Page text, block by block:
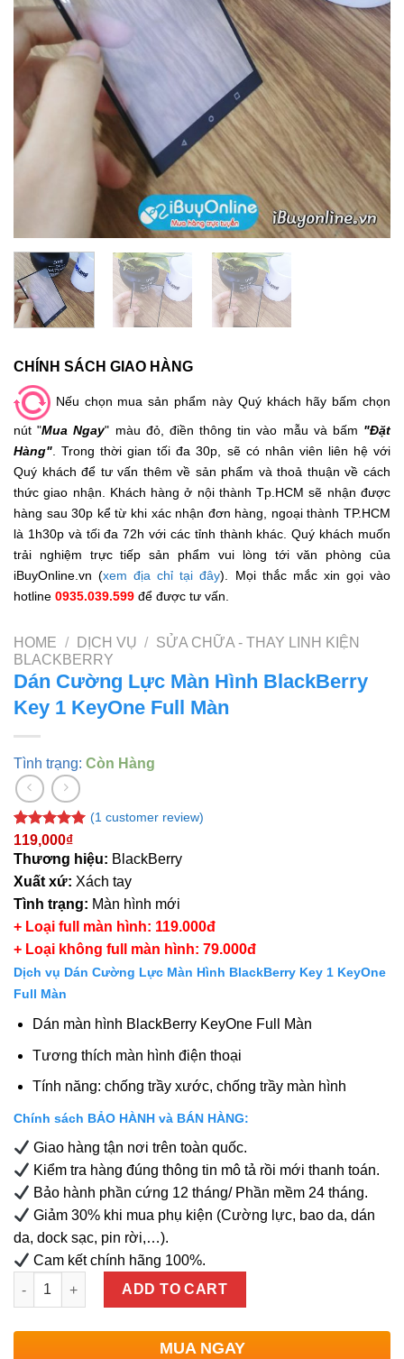
CHÍNH SÁCH GIAO HÀNG
Nếu chọn mua sản phẩm này Quý khách hãy bấm chọn
nút "Mua Ngay" màu đỏ, điền thông tin vào mẫu và bấm "Đặt
Hàng". Trong thời gian tối đa 30p, sẽ có nhân viên liên hệ với
Quý khách để tư vấn thêm về sản phẩm và thoả thuận về cách
thức giao nhận. Khách hàng ở nội thành Tp.HCM sẽ nhận được
hàng sau 30p kể từ khi xác nhận đơn hàng, ngoại thành TP.HCM
là 1h30p và tối đa 72h với các tỉnh thành khác. Quý khách muốn
trải nghiệm trực tiếp sản phẩm vui lòng tới văn phòng của
iBuyOnline.vn (xem địa chỉ tại đây). Mọi thắc mắc xin gọi vào
hotline 0935.039.599 để được tư vấn.
HOME / DỊCH VỤ / SỬA CHỮA - THAY LINH KIỆN
BLACKBERRY
Dán Cường Lực Màn Hình BlackBerry
Key 1 KeyOne Full Màn
Tình trạng: Còn Hàng
Rated5.00
out of 5
based on
1
customer
rating
(1customer review)
119,000₫
Thương hiệu: BlackBerry
Xuất xứ: Xách tay
Tình trạng: Màn hình mới
+ Loại full màn hình: 119.000đ
+ Loại không full màn hình: 79.000đ
Dịch vụ Dán Cường Lực Màn Hình BlackBerry Key 1 KeyOne
Full Màn
Dán màn hình BlackBerry KeyOne Full Màn
Tương thích màn hình điện thoại
Tính năng: chống trầy xước, chống trầy màn hình
Chính sách BẢO HÀNH và BÁN HÀNG:
Giao hàng tận nơi trên toàn quốc.
Kiểm tra hàng đúng thông tin mô tả rồi mới thanh toán.
Bảo hành phần cứng 12 tháng/ Phần mềm 24 tháng.
Giảm 30% khi mua phụ kiện (Cường lực, bao da, dán
da, dock sạc, pin rời,…).
Cam kết chính hãng 100%.
Dán Cường Lực Màn Hình BlackBerry Key 1 KeyOne Full Màn
ADD TO CART
MUA NGAY